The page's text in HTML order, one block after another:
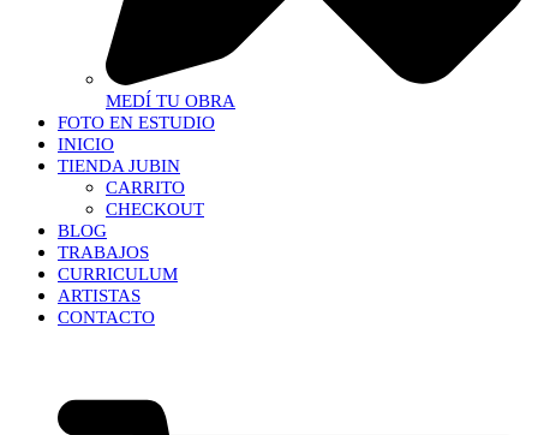
MEDÍ TU OBRA
FOTO EN ESTUDIO
INICIO
TIENDA JUBIN
CARRITO
CHECKOUT
BLOG
TRABAJOS
CURRICULUM
ARTISTAS
CONTACTO